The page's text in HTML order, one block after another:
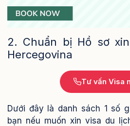
2. Chuẩn bị Hồ sơ
Hercegovina
Tư vấn Visa
Dưới đây là danh sách 1 số
bạn nếu muốn xin visa du